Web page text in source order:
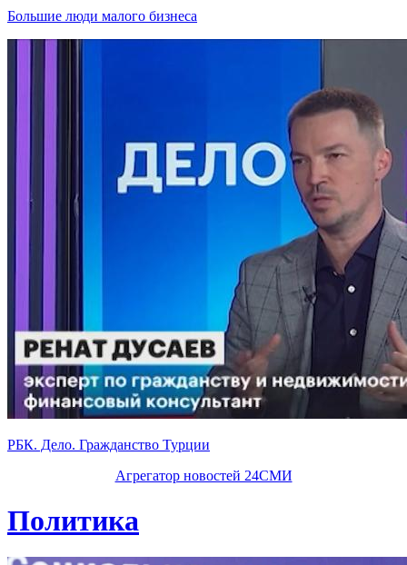
Большие люди малого бизнеса
РБК. Дело. Гражданство Турции
Агрегатор новостей 24СМИ
Политика